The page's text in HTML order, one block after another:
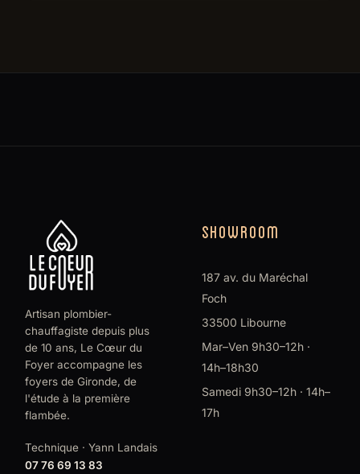
Artisan plombier-
chauffagiste depuis plus
de 10 ans, Le Cœur du
Foyer accompagne les
foyers de Gironde, de
l'étude à la première
flambée.
Technique · Yann Landais
07 76 69 13 83
SHOWROOM
187 av. du Maréchal
Foch
33500 Libourne
Mar–Ven 9h30–12h ·
14h–18h30
Samedi 9h30–12h · 14h–
17h